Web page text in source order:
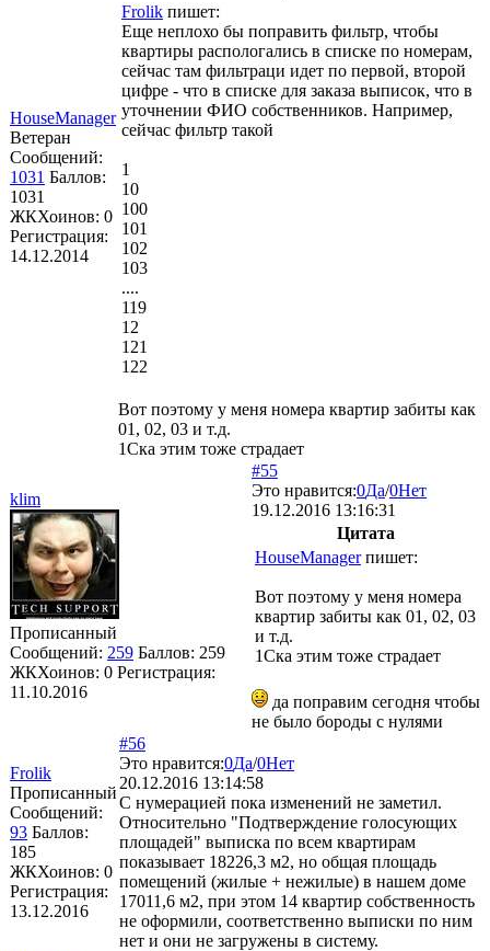
HouseManager
Ветеран
Сообщений:
1031 Баллов:
1031
ЖКХоинов: 0
Регистрация:
14.12.2014
Frolik пишет:
Еще неплохо бы поправить фильтр, чтобы
квартиры распологались в списке по номерам,
сейчас там фильтраци идет по первой, второй
цифре - что в списке для заказа выписок, что в
уточнении ФИО собственников. Например,
сейчас фильтр такой
1
10
100
101
102
103
....
119
12
121
122
Вот поэтому у меня номера квартир забиты как
01, 02, 03 и т.д.
1Ска этим тоже страдает
klim
Прописанный
Сообщений: 259 Баллов: 259
ЖКХоинов: 0 Регистрация:
11.10.2016
#55
Это нравится:0Да/0Нет
19.12.2016 13:16:31
Цитата
HouseManagerпишет:
Вот поэтому у меня номера
квартир забиты как 01, 02, 03
и т.д.
1Ска этим тоже страдает
да поправим сегодня чтобы
не было бороды с нулями
Frolik
Прописанный
Сообщений:
93 Баллов:
185
ЖКХоинов: 0
Регистрация:
13.12.2016
#56
Это нравится:0Да/0Нет
20.12.2016 13:14:58
С нумерацией пока изменений не заметил.
Относительно "Подтверждение голосующих
площадей" выписка по всем квартирам
показывает 18226,3 м2, но общая площадь
помещений (жилые + нежилые) в нашем доме
17011,6 м2, при этом 14 квартир собственность
не оформили, соответственно выписки по ним
нет и они не загружены в систему.